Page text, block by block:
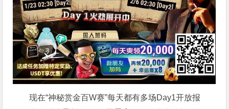
现在“神秘赏金百W赛”每天都有多场Day1开放报